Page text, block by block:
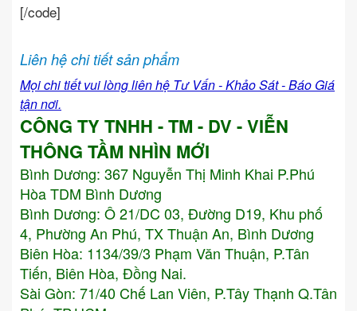
[/code]
Liên hệ chi tiết sản phẩm
Mọi chi tiết vui lòng liên hệ Tư Vấn - Khảo Sát - Báo Giá
tận nơi.
CÔNG TY TNHH - TM - DV - VIỄN
THÔNG TẦM NHÌN MỚI
Bình Dương: 367 Nguyễn Thị Minh Khai P.Phú
Hòa TDM Bình Dương
Bình Dương: Ô 21/DC 03, Đường D19, Khu phố
4, Phường An Phú, TX Thuận An, Bình Dương
Biên Hòa: 1134/39/3 Phạm Văn Thuận, P.Tân
Tiến, Biên Hòa, Đồng Nai.
Sài Gòn: 71/40 Chế Lan Viên, P.Tây Thạnh Q.Tân